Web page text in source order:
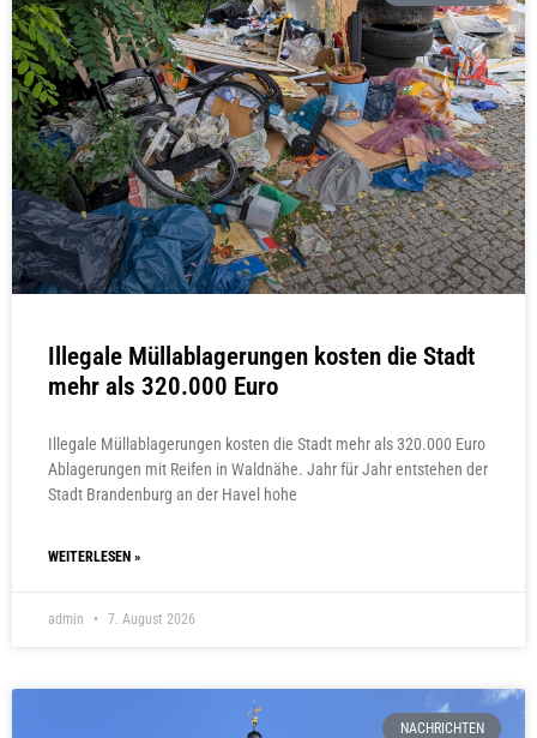
Illegale Müllablagerungen kosten die Stadt
mehr als 320.000 Euro
Illegale Müllablagerungen kosten die Stadt mehr als 320.000 Euro
Ablagerungen mit Reifen in Waldnähe. Jahr für Jahr entstehen der
Stadt Brandenburg an der Havel hohe
WEITERLESEN »
admin 7. August 2026
NACHRICHTEN